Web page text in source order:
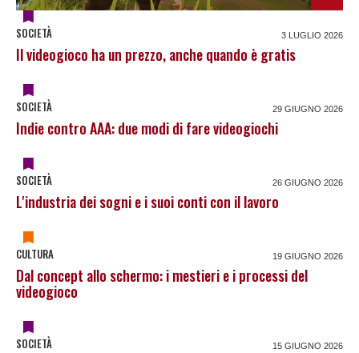
SOCIETÀ 3 LUGLIO 2026
Il videogioco ha un prezzo, anche quando è gratis
SOCIETÀ 29 GIUGNO 2026
Indie contro AAA: due modi di fare videogiochi
SOCIETÀ 26 GIUGNO 2026
L'industria dei sogni e i suoi conti con il lavoro
CULTURA 19 GIUGNO 2026
Dal concept allo schermo: i mestieri e i processi del
videogioco
SOCIETÀ 15 GIUGNO 2026